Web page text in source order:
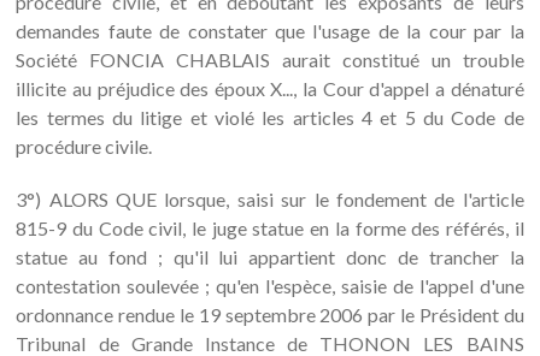
demandes faute de constater que l'usage de la cour par la
Société FONCIA CHABLAIS aurait constitué un trouble
illicite au préjudice des époux X..., la Cour d'appel a dénaturé
les termes du litige et violé les articles 4 et 5 du Code de
procédure civile.
3°) ALORS QUE lorsque, saisi sur le fondement de l'article
815-9 du Code civil, le juge statue en la forme des référés, il
statue au fond ; qu'il lui appartient donc de trancher la
contestation soulevée ; qu'en l'espèce, saisie de l'appel d'une
ordonnance rendue le 19 septembre 2006 par le Président du
Tribunal de Grande Instance de THONON LES BAINS